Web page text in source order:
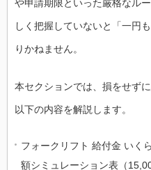
や申請期限といった厳格なル
しく把握していないと「一円
りかねません。
本セクションでは、損をせず
以下の内容を解説します。
フォークリフト 給付金 いく
額シミュレーション表（